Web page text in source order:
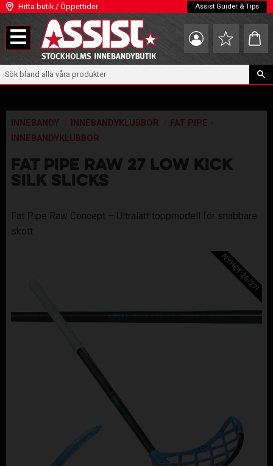
Meny
Hitta butik / Öppettider Assist Guider & Tips
Favoriter
INNEBANDY INNEBANDYKLUBBOR
FAT PIPE -
INNEBANDYKLUBBOR
FAT PIPE RAW 27 LOW KICK
SILK SLICKS
Fat Pipe Raw Concept – Ultralätt toppmodell för snabbare
skott
NYHET 26/27!